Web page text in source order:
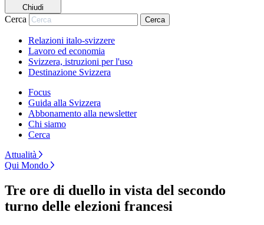
Chiudi
Cerca Cerca
Relazioni italo-svizzere
Lavoro ed economia
Svizzera, istruzioni per l'uso
Destinazione Svizzera
Focus
Guida alla Svizzera
Abbonamento alla newsletter
Chi siamo
Cerca
Attualità
Qui Mondo
Tre ore di duello in vista del secondo
turno delle elezioni francesi